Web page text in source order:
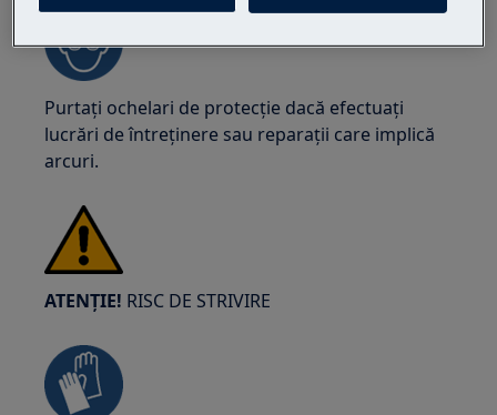
Purtați ochelari de protecție dacă efectuați
lucrări de întreținere sau reparații care implică
arcuri.
ATENȚIE! RISC DE STRIVIRE